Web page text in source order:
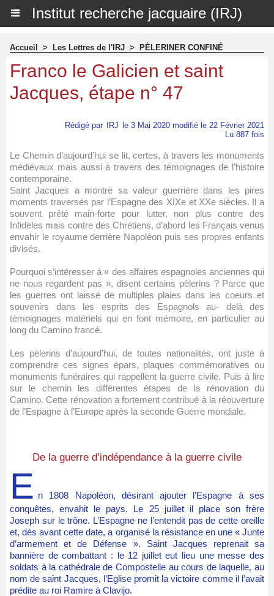
Institut recherche jacquaire (IRJ)
Accueil > Les Lettres de l'IRJ > PÈLERINER CONFINÉ
Franco le Galicien et saint
Jacques, étape n° 47
Rédigé par IRJ
le 3 Mai 2020 modifié le 22 Février 2021
Lu 887 fois
Le Chemin d’aujourd’hui se lit, certes, à travers les monuments
médiévaux mais aussi à travers des témoignages de l’histoire
contemporaine.
Saint Jacques a montré sa valeur guerrière dans les pires
moments traversés par l’Espagne des XIXe et XXe siècles. Il a
souvent prêté main-forte pour lutter, non plus contre des
Infidèles mais contre des Chrétiens, d’abord les Français venus
envahir le royaume derrière Napoléon puis ses propres enfants
divisés.
Pourquoi s’intéresser à « des affaires espagnoles anciennes qui
ne nous regardent pas », disent certains pèlerins ? Parce que
les guerres ont laissé de multiples plaies dans les coeurs et
souvenirs dans les esprits des Espagnols au- delà des
témoignages matériels qui en font mémoire, en particulier au
long du Camino francé.
Les pèlerins d’aujourd’hui, de toutes nationalités, ont juste à
comprendre ces signes épars, plaques commémoratives ou
monuments funéraires qui rappellent la guerre civile. Puis à lire
sur le chemin les différentes étapes de la rénovation du
Camino. Cette rénovation a fortement contribué à la réouverture
de l’Espagne à l’Europe après la seconde Guerre mondiale.
De la guerre d’indépendance à la guerre civile
E n 1808 Napoléon, désirant ajouter l’Espagne à ses
conquêtes, envahit le pays. Le 25 juillet il place son frère
Joseph sur le trône. L’Espagne ne l’entendit pas de cette oreille
et, dès avant cette date, a organisé la résistance en une « Junte
d’armement et de Défense ». Saint Jacques reprenait sa
bannière de combattant : le 12 juillet eut lieu une messe des
soldats à la cathédrale de Compostelle au cours de laquelle, au
nom de saint Jacques, l’Eglise promit la victoire comme il l’avait
prédite au roi Ramire à Clavijo.